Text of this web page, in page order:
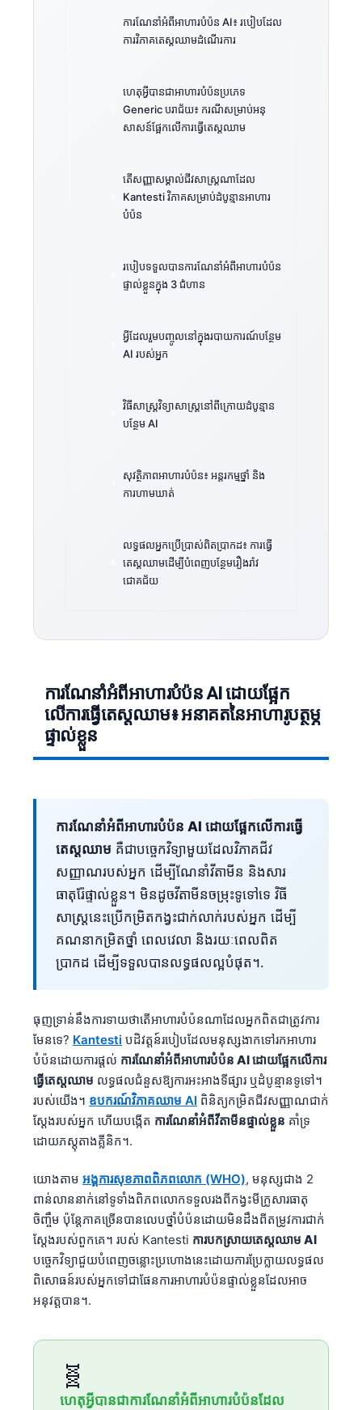
ការណែនាំអំពីអាហារបំប៉ន AI៖ របៀបដែល
ការវិភាគតេស្តឈាមដំណើរការ
ហេតុអ្វីបានជាអាហារបំប៉នប្រភេទ
Generic បរាជ័យ៖ ករណីសម្រាប់អនុ
សាសន៍ផ្អែកលើការធ្វើតេស្តឈាម
តើសញ្ញាសម្គាល់ជីវសាស្រ្តណាដែល
Kantesti វិភាគសម្រាប់ដំបូន្មានអាហារ
បំប៉ន
របៀបទទួលបានការណែនាំអំពីអាហារបំប៉ន
ផ្ទាល់ខ្លួនក្នុង 3 ជំហាន
អ្វីដែលរួមបញ្ចូលនៅក្នុងរបាយការណ៍បន្ថែម
AI របស់អ្នក
វិធីសាស្រ្តវិទ្យាសាស្ត្រនៅពីក្រោយដំបូន្មាន
បន្ថែម AI
សុវត្ថិភាពអាហារបំប៉ន៖ អន្តរកម្មថ្នាំ និង
ការហាមឃាត់
លទ្ធផលអ្នកប្រើប្រាស់ពិតប្រាកដ៖ ការធ្វើ
តេស្តឈាមដើម្បីបំពេញបន្ថែមរឿងរ៉ាវ
ជោគជ័យ
ការណែនាំអំពីអាហារបំប៉ន AI ដោយផ្អែក
លើការធ្វើតេស្តឈាម៖ អនាគតនៃអាហារូបត្ថម្ភ
ផ្ទាល់ខ្លួន
ការណែនាំអំពីអាហារបំប៉ន AI ដោយផ្អែកលើការធ្វើ
តេស្តឈាម គឺជាបច្ចេកវិទ្យាមួយដែលវិភាគជីវ
សញ្ញាណរបស់អ្នក ដើម្បីណែនាំវីតាមីន និងសារ
ធាតុរ៉ែផ្ទាល់ខ្លួន។ មិនដូចវីតាមីនចម្រុះទូទៅទេ វិធី
សាស្រ្តនេះប្រើកម្រិតកង្វះជាក់លាក់របស់អ្នក ដើម្បី
គណនាកម្រិតថ្នាំ ពេលវេលា និងរយៈពេលពិត
ប្រាកដ ដើម្បីទទួលបានលទ្ធផលល្អបំផុត។.
ធុញទ្រាន់នឹងការទាយថាតើអាហារបំប៉នណាដែលអ្នកពិតជាត្រូវការ
មែនទេ? Kantesti បដិវត្តន៍របៀបដែលមនុស្សងាកទៅរកអាហារ
បំប៉នដោយការផ្តល់ ការណែនាំអំពីអាហារបំប៉ន AI ដោយផ្អែកលើការ
ធ្វើតេស្តឈាម លទ្ធផលជំនួសឱ្យការអះអាងទីផ្សារ ឬដំបូន្មានទូទៅ។
របស់យើង។ ឧបករណ៍វិភាគឈាម AI ពិនិត្យកម្រិតជីវសញ្ញាណជាក់
ស្តែងរបស់អ្នក ហើយបង្កើត ការណែនាំអំពីវីតាមីនផ្ទាល់ខ្លួន គាំទ្រ
ដោយភស្តុតាងគ្លីនិក។.
យោងតាម អង្គការសុខភាពពិភពលោក (WHO), មនុស្សជាង 2
ពាន់លាននាក់នៅទូទាំងពិភពលោកទទួលរងពីកង្វះមីក្រូសារធាតុ
ចិញ្ចឹម ប៉ុន្តែភាគច្រើនបានលេបថ្នាំបំប៉នដោយមិនដឹងពីតម្រូវការជាក់
ស្តែងរបស់ពួកគេ។ របស់ Kantesti ការបកស្រាយតេស្តឈាម AI
បច្ចេកវិទ្យា​ជួយ​បំពេញ​ចន្លោះ​ប្រហោង​នេះ​ដោយ​ការ​ប្រែក្លាយ​លទ្ធផល​
ពិសោធន៍​របស់​អ្នក​ទៅ​ជា​ផែនការ​អាហារ​បំប៉ន​ផ្ទាល់ខ្លួន​ដែល​អាច​
អនុវត្ត​បាន​។.
🧬
ហេតុអ្វីបានជាការណែនាំអំពីអាហារបំប៉នដែល